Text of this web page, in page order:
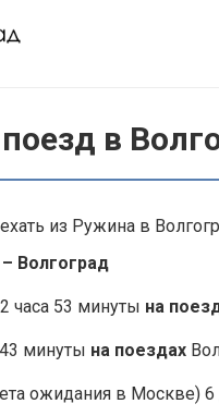
в
из Ружина в
Волгоград
часа 53 минуты на
минуты на поездах
ожидания в Москве) 6